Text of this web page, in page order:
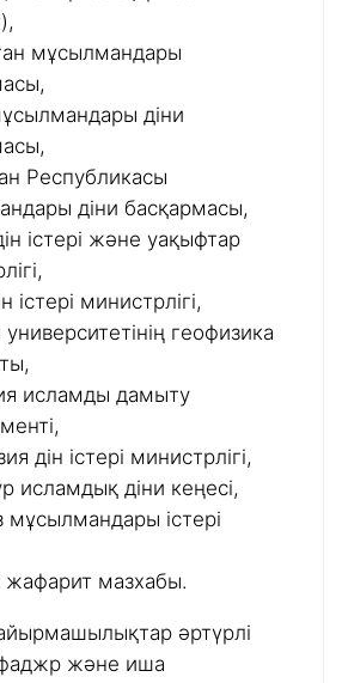
мұсылмандары
діни
Республикасы
діни басқармасы,
істері және уақыфтар
істері министрлігі,
геофизика
исламды дамыту
дін істері министрлігі,
исламдық діни кеңесі,
мұсылмандары істері
жафарит мазхабы.
әртүрлі
және иша